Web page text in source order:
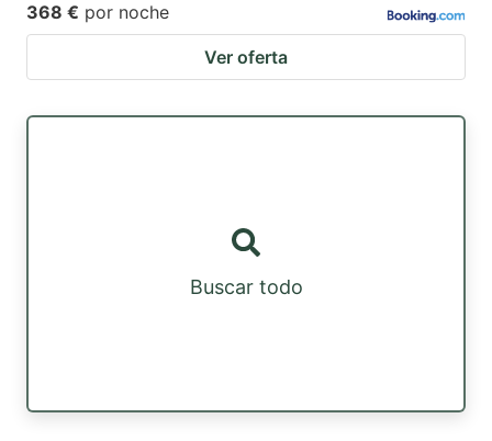
368 € por noche
Ver oferta
Buscar todo